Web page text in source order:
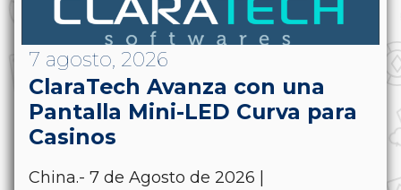
7 agosto, 2026
ClaraTech Avanza con una
Pantalla Mini-LED Curva para
Casinos
China.- 7 de Agosto de 2026 |